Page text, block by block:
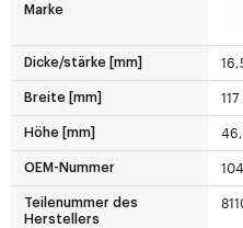
Marke
Dicke/stärke [mm]
Breite [mm]
Höhe [mm]
OEM-Nummer
Teilenummer des
Herstellers